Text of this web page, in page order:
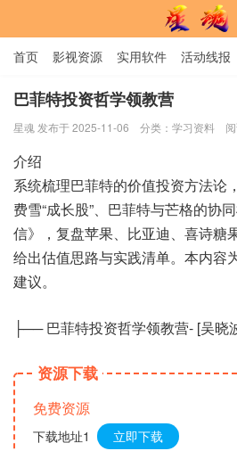
首页 影视资源 实用软件 活动线报
用户中心 书籍 娱乐
巴菲特投资哲学领教营
星魂 发布于 2025-11-06 分类： 学习资料
介绍
系统梳理巴菲特的价值投资方法论
费雪“成长股”、巴菲特与芒格的协
信》，复盘苹果、比亚迪、喜诗糖
给出估值思路与实践清单。本内容
建议。
├── 巴菲特投资哲学领教营- [吴晓
资源下载
免费资源
下载地址1 立即下载